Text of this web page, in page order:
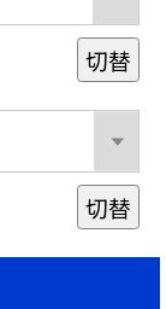
切替
切替